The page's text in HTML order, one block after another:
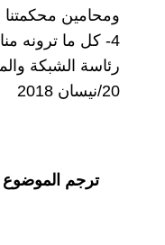
ومحامين محكمتنا
4- كل ما ترونه مناسبا لمستقبل العراق وشعبه
رئاسة الشبكة
20/نيسان 2018
ترجم